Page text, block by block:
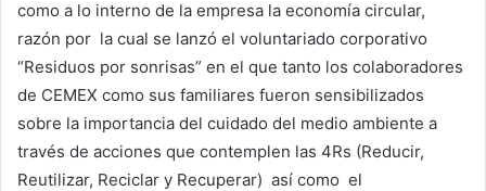
como a lo interno de la empresa la economía circular,
razón por la cual se lanzó el voluntariado corporativo
“Residuos por sonrisas” en el que tanto los colaboradores
de CEMEX como sus familiares fueron sensibilizados
sobre la importancia del cuidado del medio ambiente a
través de acciones que contemplen las 4Rs (Reducir,
Reutilizar, Reciclar y Recuperar) así como el